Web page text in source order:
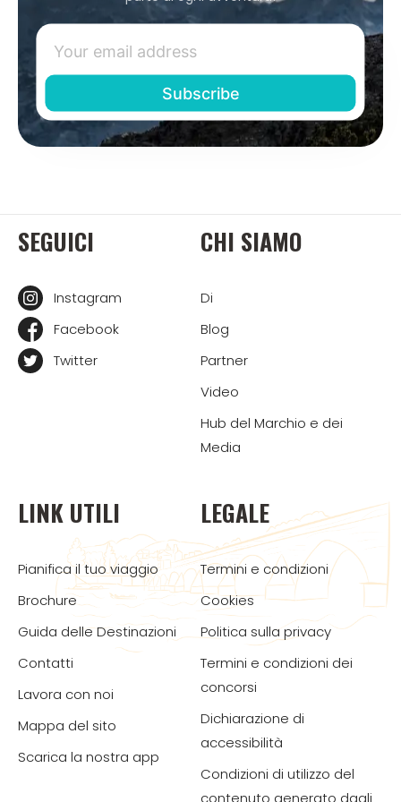
SEGUICI
Instagram
Facebook
Twitter
CHI SIAMO
Di
Blog
Partner
Video
Hub del Marchio e dei
Media
LINK UTILI
Pianifica il tuo viaggio
Brochure
Guida delle Destinazioni
Contatti
Lavora con noi
Mappa del sito
Scarica la nostra app
LEGALE
Termini e condizioni
Cookies
Politica sulla privacy
Termini e condizioni dei
concorsi
Dichiarazione di
accessibilità
Condizioni di utilizzo del
contenuto generato dagli